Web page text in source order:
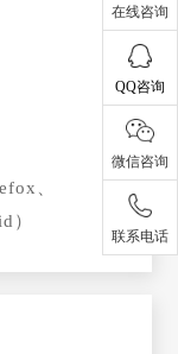
、
）
在线咨询
QQ咨询
微信咨询
联系电话